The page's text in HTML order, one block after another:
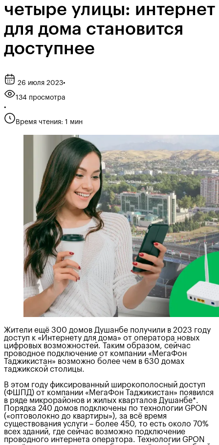
четыре улицы: интернет
для дома становится
доступнее
26 июля 2023•
134 просмотра
•
Время чтения: 1 мин
Жители ещё 300 домов Душанбе получили в 2023 году
доступ к «Интернету для дома» от оператора новых
цифровых возможностей. Таким образом, сейчас
проводное подключение от компании «МегаФон
Таджикистан» возможно более чем в 630 домах
таджикской столицы.
В этом году фиксированный широкополосный доступ
(ФШПД) от компании «МегаФон Таджикистан» появился
в ряде микрорайонов и жилых кварталов Душанбе*.
Порядка 240 домов подключены по технологии GPON
(«оптоволокно до квартиры»), за всё время
существования услуги – более 450, то есть около 70%
всех зданий, где сейчас возможно подключение
проводного интернета оператора. Технологии GPON